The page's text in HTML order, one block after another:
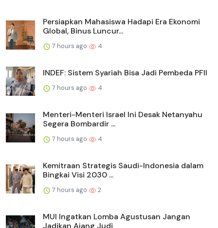
Persiapkan Mahasiswa Hadapi Era Ekonomi
Global, Binus Luncur...
7 hours ago 4
INDEF: Sistem Syariah Bisa Jadi Pembeda PFII
7 hours ago 4
Menteri-Menteri Israel Ini Desak Netanyahu
Segera Bombardir ...
7 hours ago 4
Kemitraan Strategis Saudi-Indonesia dalam
Bingkai Visi 2030 ...
7 hours ago 2
MUI Ingatkan Lomba Agustusan Jangan
Jadikan Ajang Judi